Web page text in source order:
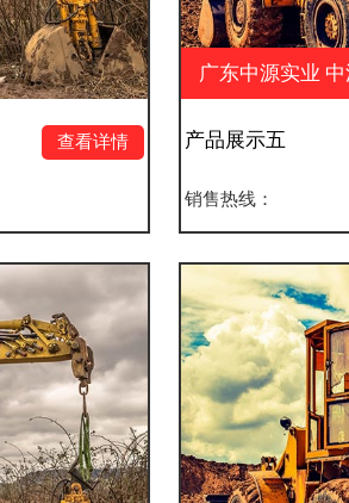
广东中源实业 中源房地产经纪有
限公司 中源户外广告
产品展示五